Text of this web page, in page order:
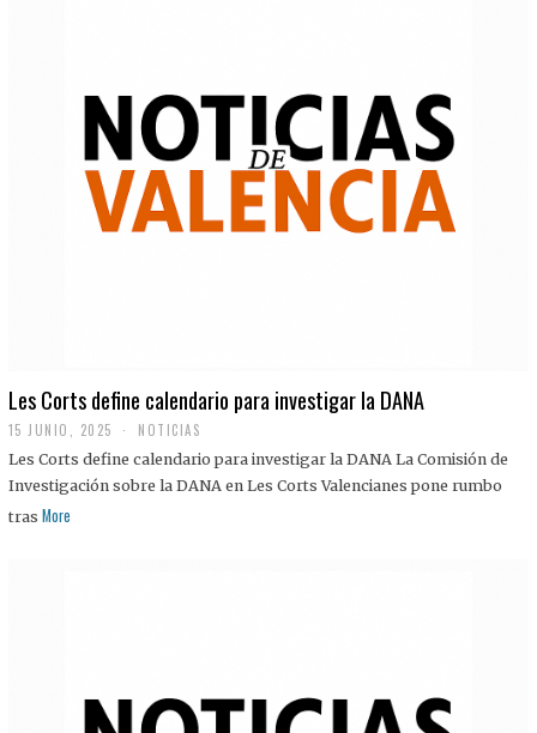
Les Corts define calendario para investigar la DANA
15 JUNIO, 2025 NOTICIAS
Les Corts define calendario para investigar la DANA La Comisión de
Investigación sobre la DANA en Les Corts Valencianes pone rumbo
tras More